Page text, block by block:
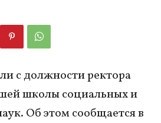
с должности ректора
школы социальных и
Об этом сообщается в